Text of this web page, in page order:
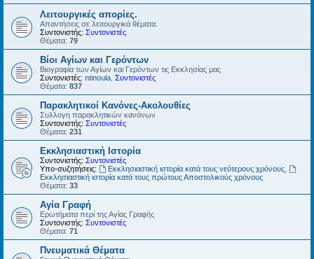
Λειτουργικές απορίες.
Απαντήσεις σε λειτουργικά θέματα.
Συντονιστής: Συντονιστές
Θέματα: 79
Βίοι Αγίων και Γερόντων
Βιογραφία των Αγίων και Γερόντων τις Εκκλησίας μας
Συντονιστές: ntinoula Συντονιστές
Θέματα: 837
Παρακλητικοί Κανόνες-Ακολουθίες
Συλλογη παρακλητικών κανόνων
Συντονιστής: Συντονιστές
Θέματα: 231
Εκκλησιαστική Ιστορία
Συντονιστής: Συντονιστές
Υπο-συζητήσεις:
Εκκλησιαστική ιστορία κατά τους νεότερους χρόνους,
Εκκλησιαστική ιστορία κατά τους πρώτους Αποστολικούς χρόνους
Θέματα: 33
Αγία Γραφή
Ερωτήματα περί της Αγίας Γραφής
Συντονιστής: Συντονιστές
Θέματα: 71
Πνευματικά Θέματα